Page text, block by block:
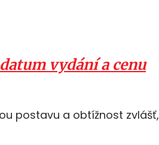
vydání a cenu
postavu a obtížnost zvlášť,